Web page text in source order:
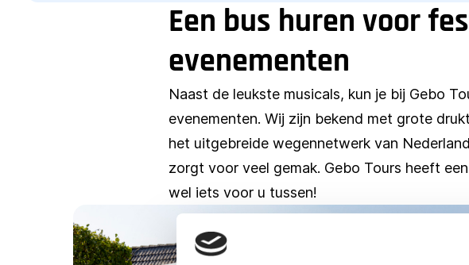
Een bus huren voor
evenementen
Naast de leukste musicals, kun je bij Gebo
evenementen. Wij zijn bekend met grote
het uitgebreide wegennetwerk van
zorgt voor veel gemak. Gebo Tours heeft
wel iets voor u tussen!